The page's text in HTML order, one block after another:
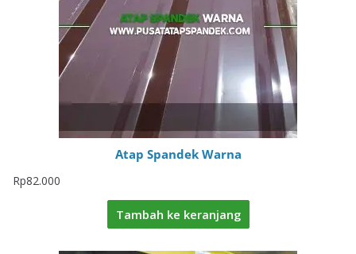
Atap Spandek Warna
Rp82.000
Tambah ke keranjang